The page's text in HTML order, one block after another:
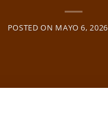
POSTED ON MAYO 6, 2026